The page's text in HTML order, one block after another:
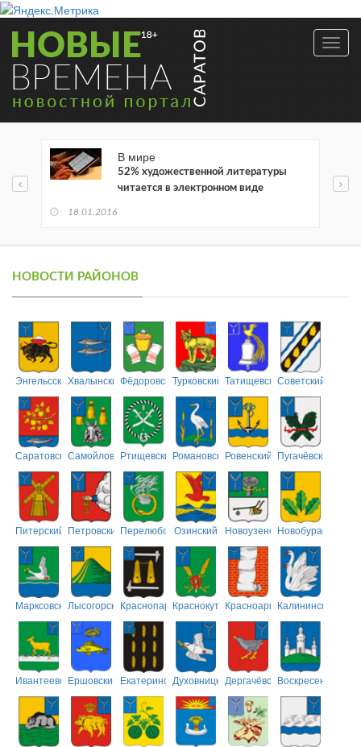
В мире
52% художественной литературы
читается в электронном виде
18.01.2016
НОВОСТИ РАЙОНОВ
ЭнгельсскийХвалынскийФёдоровскийТурковский ТатищевскийСоветский
СаратовскийСамойловскийРтищевскийРомановскийРовенский Пугачёвский
Питерский ПетровскийПерелюбскийОзинский НовоузенскийНовобурасский
МарксовскийЛысогорскийКраснопартизанский
КраснокутскийКрасноармейский
Калининский
ИвантеевскийЕршовский ЕкатериновскийДуховницкийДергачёвскийВоскресенский